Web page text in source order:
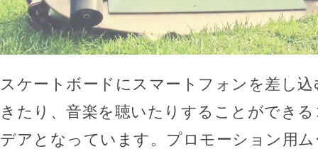
スケートボードにスマートフォンを差し
きたり、音楽を聴いたりすることができ
デアとなっています。プロモーション用